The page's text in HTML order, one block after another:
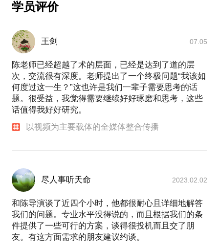
学员评价
王剑 07.05
陈老师已经超越了术的层面，已经是达到了道的层
次，交流很有深度。老师提出了一个终极问题“我该如
何度过这一生？”这也许是我们一辈子需要思考的话
题。很受益，我觉得需要继续好好琢磨和思考，这些
话值得我好好研究。
以视频为主要载体的全媒体整合传播
尽人事听天命 2023.02.02
和陈导演谈了近四个小时，他都很耐心且详细地解答
我们的问题。专业水平没得说的，而且根据我们的条
件提供了一些可行的方案，谈得很投机而且交了朋
友。有这方面需求的朋友建议约谈。